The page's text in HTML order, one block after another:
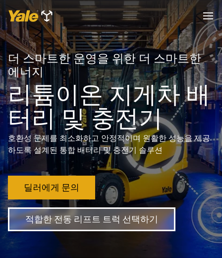
더 스마트한 운영을 위한 더 스마트한
에너지
리튬이온 지게차 배
터리 및 충전기
호환성 문제를 최소화하고 안정적이며 원활한 성능을 제공
하도록 설계된 통합 배터리 및 충전기 솔루션
딜러에게 문의
적합한 전동 리프트 트럭 선택하기